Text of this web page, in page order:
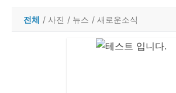
전체 / 사진 / 뉴스 / 새로운소식